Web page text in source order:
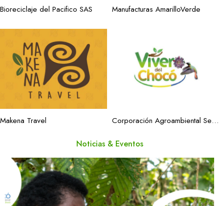
Bioreciclaje del Pacifico SAS Manufacturas AmarilloVerde
Makena Travel Corporación Agroambiental Selva Coagroselva
Noticias & Eventos